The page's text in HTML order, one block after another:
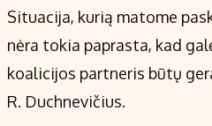
Situacija, kurią matome
nėra tokia paprasta, kad
koalicijos partneris būtų
R. Duchnevičius.